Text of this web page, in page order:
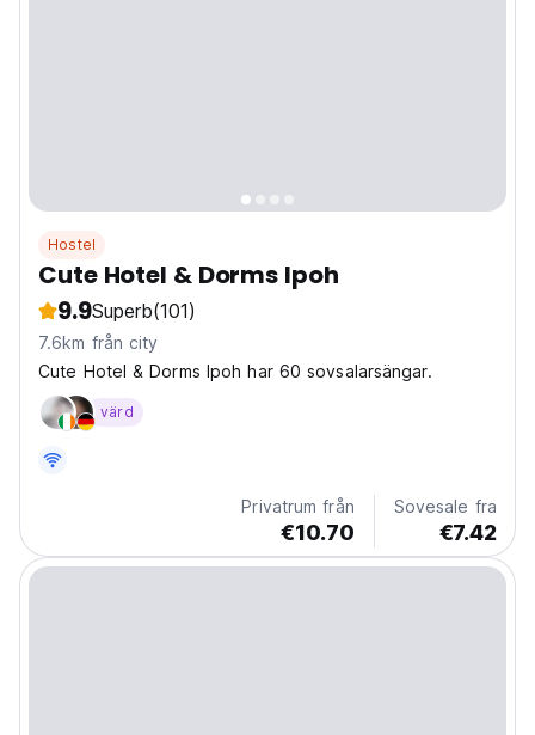
Hostel
Cute Hotel & Dorms Ipoh
9.9Superb(101)
7.6km från city
Cute Hotel & Dorms Ipoh har 60 sovsalarsängar.
värd
Privatrum från
€10.70
Sovesale fra
€7.42